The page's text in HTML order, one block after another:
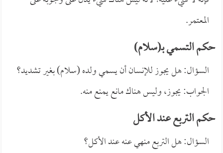
المعتمر.
حكم التسمي بـ(سلام)
السؤال: هل يجوز للإنسان أن يسمي ولده (سلام) بغير تشديد؟
الجواب: يجوز، وليس هناك مانع يمنع منه.
حكم التربع عند الأكل
السؤال: هل التربع منهي عنه عند الأكل؟